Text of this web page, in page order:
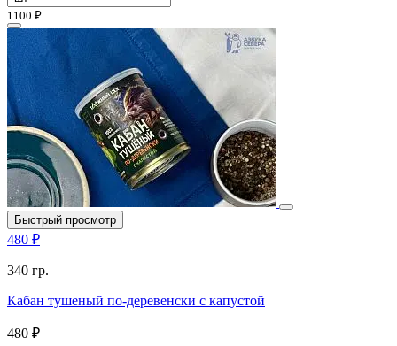
1100 ₽
Быстрый просмотр
480 ₽
340 гр.
Кабан тушеный по-деревенски с капустой
480 ₽